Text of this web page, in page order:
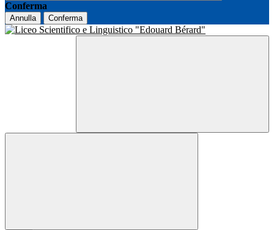
Conferma
Annulla Conferma